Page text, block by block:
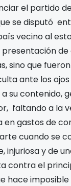
el partido
se disputó
vecino al
sino que
ante los
su contenido,
faltando a la
en gastos de
cuando se
injuriosa y de
contra el
hace